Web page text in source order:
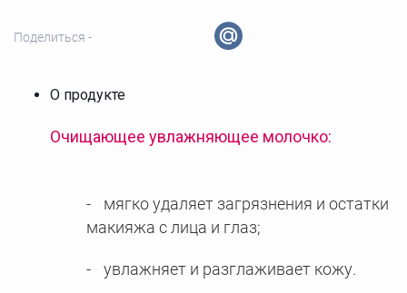
Поделиться -
О продукте
Очищающее увлажняющее молочко:
мягко удаляет загрязнения и остатки
макияжа с лица и глаз;
увлажняет и разглаживает кожу.